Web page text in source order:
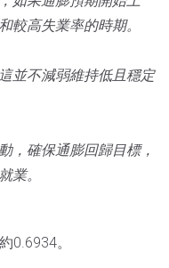
較高失業率的時期。
並不減弱維持低且穩定
，確保通膨回歸目標，
業。
0.6934。